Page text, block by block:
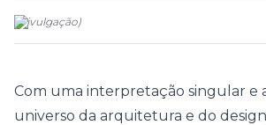
(Divulgação)
Com uma interpretação singular e
universo da arquitetura e do